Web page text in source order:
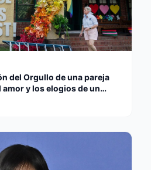
del Orgullo de una pareja
y los elogios de un